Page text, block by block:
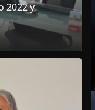
2022 y